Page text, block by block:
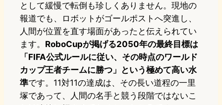
として緩慢で転倒も珍しくありません。現地の
報道でも、ロボットがゴールポストへ突進し、
人間が位置を直す場面があったと伝えられてい
ます。 RoboCupが掲げる2050年の最終目標は
「FIFA公式ルールに従い、その時点のワールド
カップ王者チームに勝つ」という極めて高い水
準です。11対11の達成は、その長い道程の一里
塚であって、人間の名手と競う段階ではないこ